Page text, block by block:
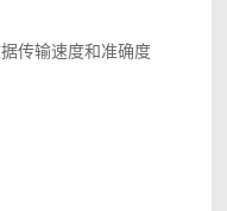
传输速度和准确度